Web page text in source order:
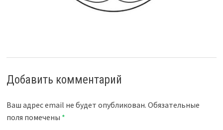
Добавить комментарий
Ваш адрес email не будет опубликован. Обязательные
поля помечены *